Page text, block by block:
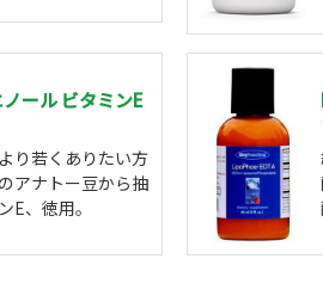
ール ビタミンE
り若くありたい方
アナトー豆から抽
E、徳用。